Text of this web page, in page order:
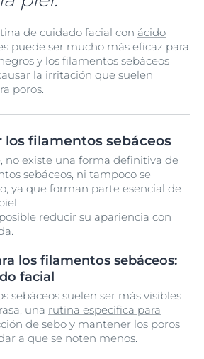
de cuidado facial con ácido
puede ser mucho más eficaz para
y los filamentos sebáceos
la irritación que suelen
poros.
los filamentos sebáceos
no existe una forma definitiva de
sebáceos, ni tampoco se
ya que forman parte esencial de
reducir su apariencia con
los filamentos sebáceos:
facial
sebáceos suelen ser más visibles
una rutina específica para
de sebo y mantener los poros
a que se noten menos.